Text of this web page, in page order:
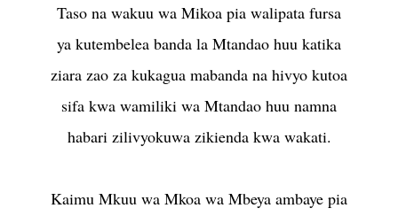
Taso na wakuu wa Mikoa pia walipata fursa
ya kutembelea banda la Mtandao huu katika
ziara zao za kukagua mabanda na hivyo kutoa
sifa kwa wamiliki wa Mtandao huu namna
habari zilivyokuwa zikienda kwa wakati.
Kaimu Mkuu wa Mkoa wa Mbeya ambaye pia